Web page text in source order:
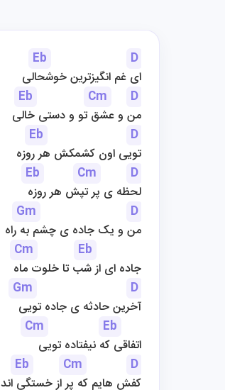
Eb
D
ای غم انگیزترین خوشحالی
Eb
Cm
D
من و عشق تو و دستی خالی
Eb
D
تویی اون کشمکش هر روزه
Eb
Cm
D
لحظه ی پر تپش هر روزه
Gm
D
من و یک جاده ی چشم به راه
Cm
Eb
جاده ای از شب تا خلوت ماه
Gm
D
آخرین حادثه ی جاده تویی
Cm
Eb
اتفاقی که نیفتاده تویی
Eb
Cm
D
کفش هایم که پر از خستگی اند